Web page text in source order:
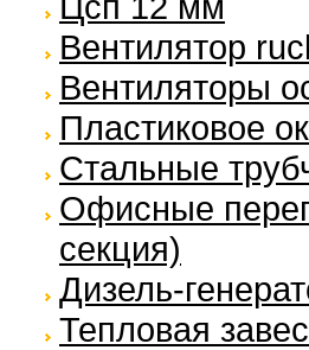
Вентилятор
Вентиляторы
Пластиковое
Стальные
Офисные
секция)
Дизель-
Тепловая